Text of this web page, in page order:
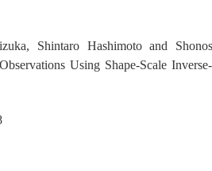
Shintaro Hashimoto and
Using Shape-Scale